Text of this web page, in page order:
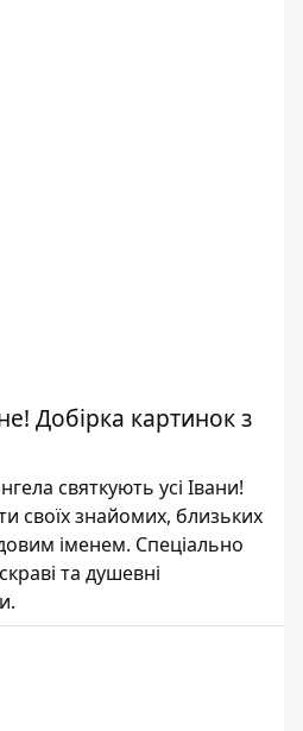
Добірка картинок з
святкують усі Івани!
своїх знайомих, близьких
іменем. Спеціально
та душевні